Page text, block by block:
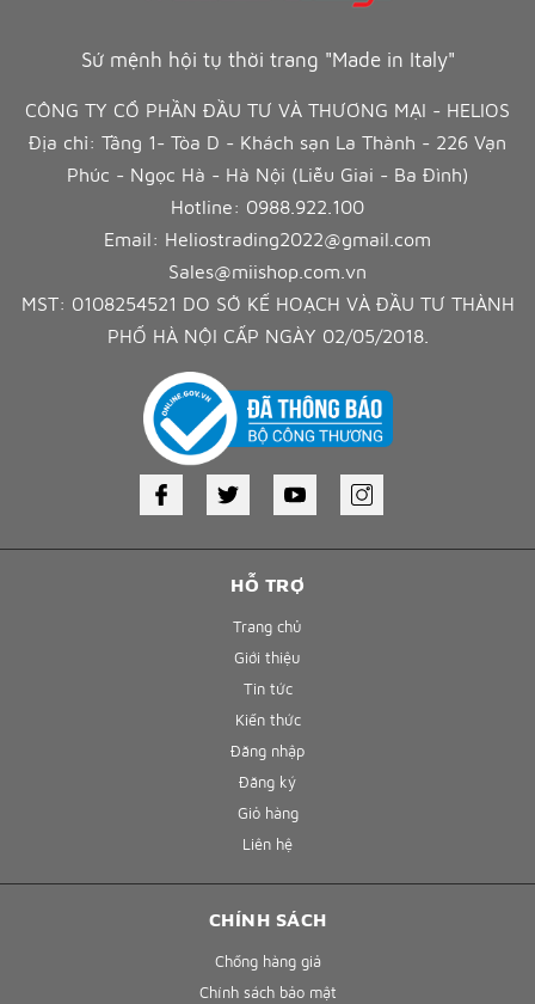
HỖ TRỢ
Trang chủ
Giới thiệu
Tin tức
Kiến thức
Đăng nhập
Đăng ký
Giỏ hàng
Liên hệ
Sứ mệnh hội tụ thời trang "Made in Italy"
CÔNG TY CỔ PHẦN ĐẦU TƯ VÀ THƯƠNG MẠI - HELIOS
Địa chỉ: Tầng 1- Tòa D - Khách sạn La Thành - 226 Vạn
Phúc - Ngọc Hà - Hà Nội (Liễu Giai - Ba Đình)
Hotline: 0988.922.100
Email: Heliostrading2022@gmail.com
Sales@miishop.com.vn
MST: 0108254521 DO SỞ KẾ HOẠCH VÀ ĐẦU TƯ THÀNH
PHỐ HÀ NỘI CẤP NGÀY 02/05/2018.
CHÍNH SÁCH
Chống hàng giả
Chính sách bảo mật